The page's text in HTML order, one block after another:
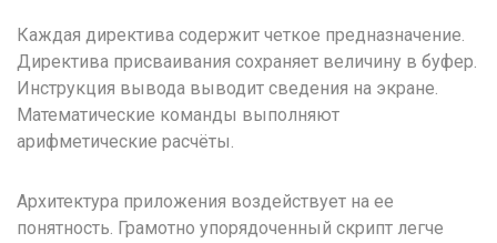
Каждая директива содержит четкое предназначение.
Директива присваивания сохраняет величину в буфер.
Инструкция вывода выводит сведения на экране.
Математические команды выполняют
арифметические расчёты.
Архитектура приложения воздействует на ее
понятность. Грамотно упорядоченный скрипт легче